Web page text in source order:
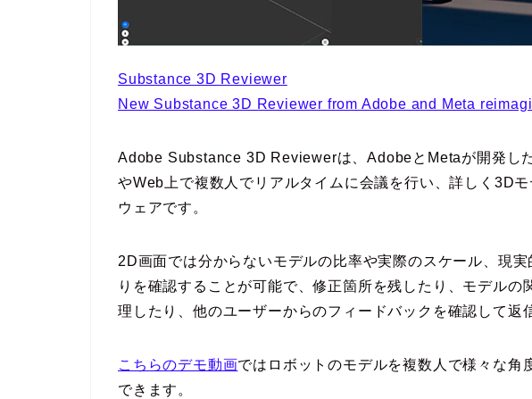
Substance 3D Reviewer
New Substance 3D Reviewer from Adobe and Meta
Adobe Substance 3D Reviewerは、AdobeとMetaが開発し
やWeb上で複数人でリアルタイムに会議を行い、詳しく3D
ウェアです。
2D画面では分からないモデルの比率や実際のスケール、現
りを確認することが可能で、修正箇所を残したり、モデルの
理したり、他のユーザーからのフィードバックを確認して返
こちらのデモ動画ではロボットのモデルを複数人で様々な角
できます。